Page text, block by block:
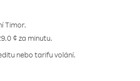
Timor.
¢ za minutu.
nebo tarifu volání.